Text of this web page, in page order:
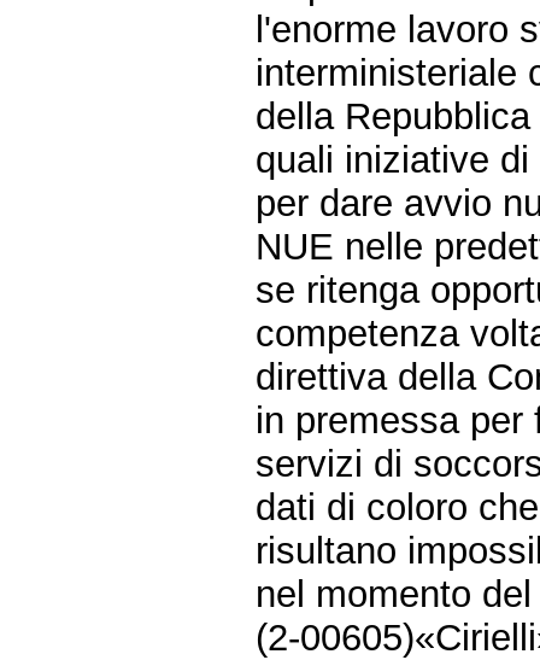
l'enorme lavoro
interministeriale
della
quali iniziative
per dare avvio
NUE nelle
se ritenga
competenza
direttiva della
in premessa
servizi di
dati di coloro
risultano
nel momento
(2-